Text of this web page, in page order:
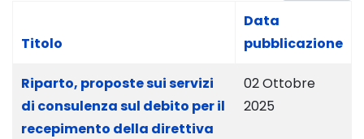
Titolo
Data
pubblicazione
Riparto, proposte sui servizi
di consulenza sul debito per il
recepimento della direttiva
02 Ottobre
2025